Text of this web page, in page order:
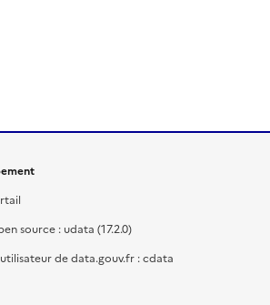
source : udata (17.2.0)
de data.gouv.fr : cdata